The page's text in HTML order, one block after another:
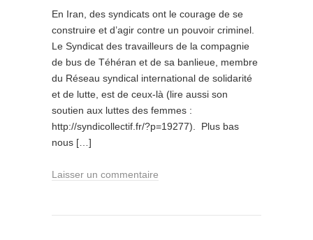
En Iran, des syndicats ont le courage de se
construire et d’agir contre un pouvoir criminel.
Le Syndicat des travailleurs de la compagnie
de bus de Téhéran et de sa banlieue, membre
du Réseau syndical international de solidarité
et de lutte, est de ceux-là (lire aussi son
soutien aux luttes des femmes :
http://syndicollectif.fr/?p=19277). Plus bas
nous […]
Laisser un commentaire